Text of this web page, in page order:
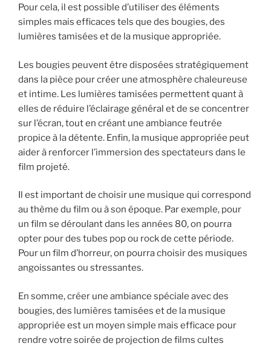
Pour cela, il est possible d’utiliser des éléments
simples mais efficaces tels que des bougies, des
lumières tamisées et de la musique appropriée.
Les bougies peuvent être disposées stratégiquement
dans la pièce pour créer une atmosphère chaleureuse
et intime. Les lumières tamisées permettent quant à
elles de réduire l’éclairage général et de se concentrer
sur l’écran, tout en créant une ambiance feutrée
propice à la détente. Enfin, la musique appropriée peut
aider à renforcer l’immersion des spectateurs dans le
film projeté.
Il est important de choisir une musique qui correspond
au thème du film ou à son époque. Par exemple, pour
un film se déroulant dans les années 80, on pourra
opter pour des tubes pop ou rock de cette période.
Pour un film d’horreur, on pourra choisir des musiques
angoissantes ou stressantes.
En somme, créer une ambiance spéciale avec des
bougies, des lumières tamisées et de la musique
appropriée est un moyen simple mais efficace pour
rendre votre soirée de projection de films cultes